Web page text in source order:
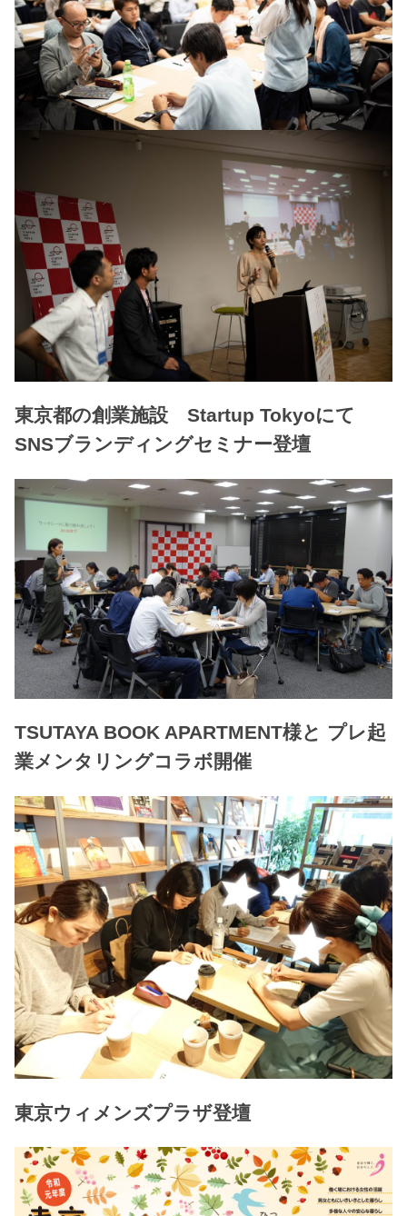
東京都の創業施設 Startup Tokyoにて
SNSブランディングセミナー登壇
TSUTAYA BOOK APARTMENT様と プレ起
業メンタリングコラボ開催
東京ウィメンズプラザ登壇